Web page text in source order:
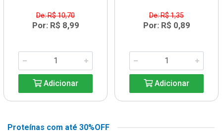
De: R$ 10,70
Por: R$ 8,99
Adicionar
De: R$ 1,35
Por: R$ 0,89
Adicionar
Proteínas com até 30%OFF